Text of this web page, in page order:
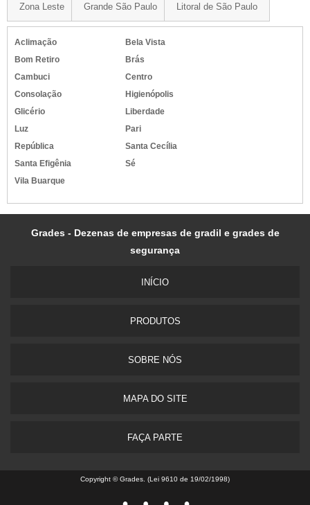
Zona Leste Grande São Paulo Litoral de São Paulo
Aclimação
Bela Vista
Bom Retiro
Brás
Cambuci
Centro
Consolação
Higienópolis
Glicério
Liberdade
Luz
Pari
República
Santa Cecília
Santa Efigênia
Sé
Vila Buarque
Grades - Dezenas de empresas de gradil e grades de
segurança
INÍ­CIO
PRODUTOS
SOBRE NÓS
MAPA DO SITE
FAÇA PARTE
Copyright © Grades. (Lei 9610 de 19/02/1998)